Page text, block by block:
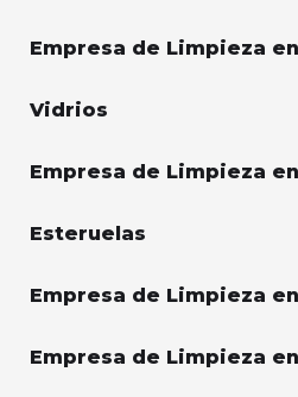
Empresa de Limpieza
Vidrios
Empresa de Limpieza
Esteruelas
Empresa de Limpieza en
Empresa de Limpieza